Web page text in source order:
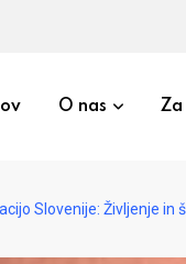
O nas Za
Slovenije: Življenje in